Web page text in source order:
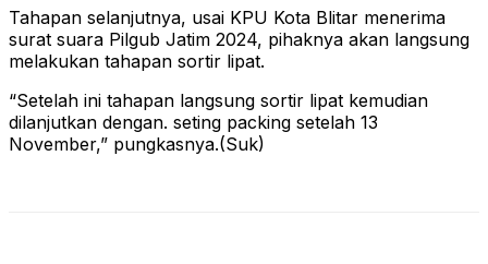
Tahapan selanjutnya, usai KPU Kota Blitar menerima
surat suara Pilgub Jatim 2024, pihaknya akan langsung
melakukan tahapan sortir lipat.
“Setelah ini tahapan langsung sortir lipat kemudian
dilanjutkan dengan. seting packing setelah 13
November,” pungkasnya.(Suk)